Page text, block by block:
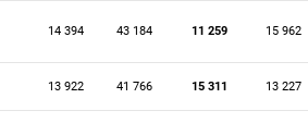
14 394 43 184 11 259 15 962
13 922 41 766 15 311 13 227